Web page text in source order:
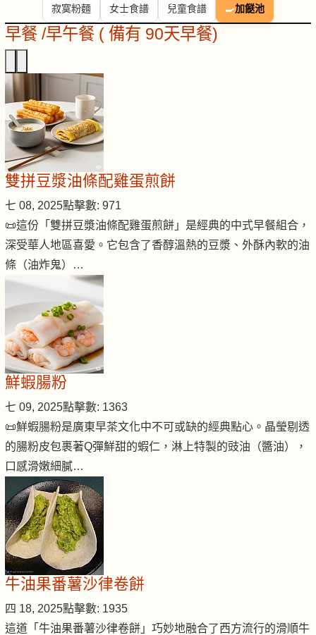
寂寞粉麵 女士食譜 兒童食譜 🍳加餸池
早餐 /早午餐 ( 備有 90天早餐)
雙拼豆漿油條配雞蛋煎餅
七 08, 2025點擊數: 971
📜這份「雙拼豆漿油條配雞蛋煎餅」是經典的中式早餐組合，
深受華人地區喜愛。它包含了香醇溫熱的豆漿、外酥內軟的油
條（油炸鬼）…
鮮蝦腸粉
七 09, 2025點擊數: 1363
📜鮮蝦腸粉是廣東早茶文化中不可或缺的經典點心。晶瑩剔透
的腸粉皮包裹著Q彈鮮甜的蝦仁，淋上特製的豉油（醬油），
口感滑嫩細膩…
牛油果番薯沙律卷餅
四 18, 2025點擊數: 1935
這道「牛油果番薯沙律卷餅」巧妙地融合了西方流行的滑順牛